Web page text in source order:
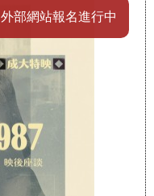
外部網站報名進行中